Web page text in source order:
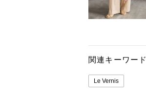
関連キーワード
Le Vernis